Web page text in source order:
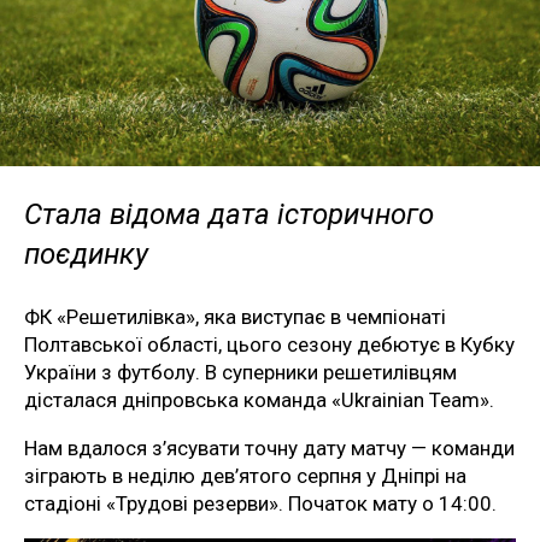
Стала відома дата історичного
поєдинку
ФК «Решетилівка», яка виступає в чемпіонаті
Полтавської області, цього сезону дебютує в Кубку
України з футболу. В суперники решетилівцям
дісталася дніпровська команда «Ukrainian Team».
Нам вдалося з’ясувати точну дату матчу — команди
зіграють в неділю дев’ятого серпня у Дніпрі на
стадіоні «Трудові резерви». Початок мату о 14:00.